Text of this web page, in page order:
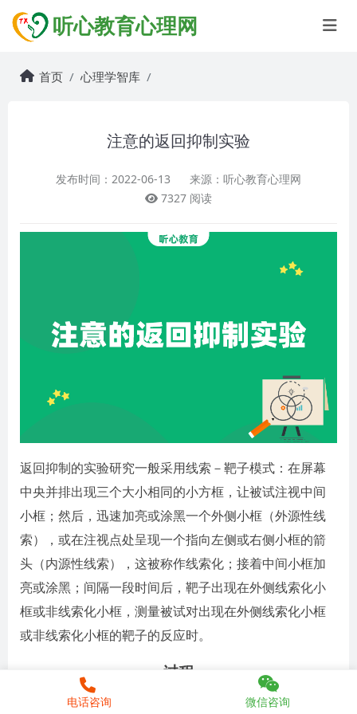
听心教育心理网
首页 心理学智库
注意的返回抑制实验
发布时间：2022-06-13
来源：听心教育心理网
7327 阅读
返回抑制的实验研究一般采用线索－靶子模式：在屏幕
中央并排出现三个大小相同的小方框，让被试注视中间
小框；然后，迅速加亮或涂黑一个外侧小框（外源性线
索），或在注视点处呈现一个指向左侧或右侧小框的箭
头（内源性线索），这被称作线索化；接着中间小框加
亮或涂黑；间隔一段时间后，靶子出现在外侧线索化小
框或非线索化小框，测量被试对出现在外侧线索化小框
或非线索化小框的靶子的反应时。
过程
要求被试眼睛盯着中间小框，首先，某一周边小框变亮
电话咨询 微信咨询